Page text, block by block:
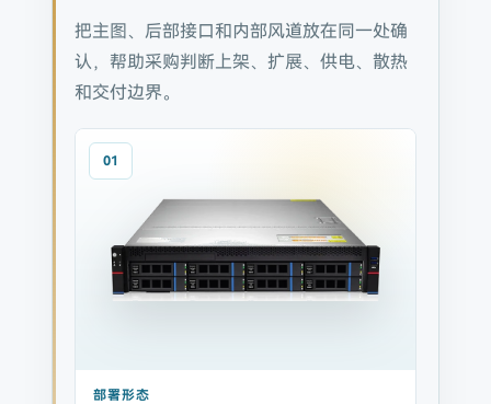
把主图、后部接口和内部风道放在同一处确
认，帮助采购判断上架、扩展、供电、散热
和交付边界。
01
部署形态